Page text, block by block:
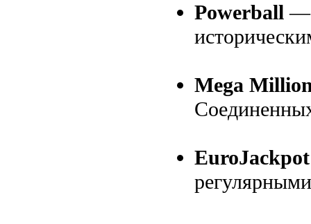
Powerball —
Mega
EuroJackpot